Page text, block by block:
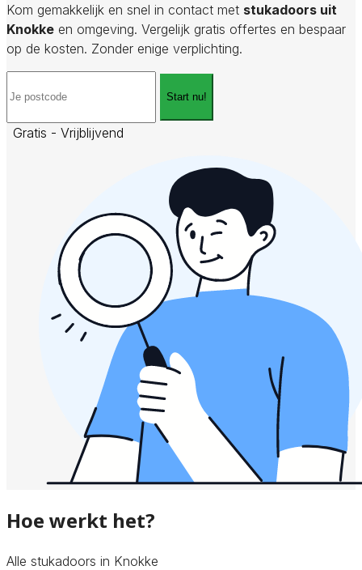
Kom gemakkelijk en snel in contact met stukadoors uit
Knokke en omgeving. Vergelijk gratis offertes en bespaar
op de kosten. Zonder enige verplichting.
Start nu!
Gratis - Vrijblijvend
Hoe werkt het?
Alle stukadoors in Knokke